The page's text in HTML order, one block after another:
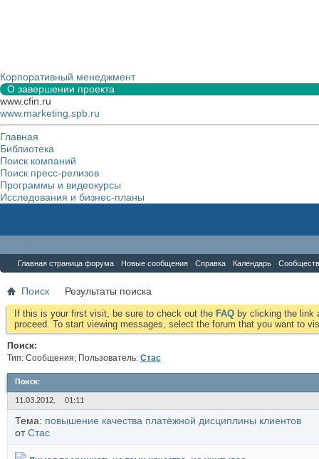
Корпоративный менеджмент
О завершении проекта
www.cfin.ru
www.marketing.spb.ru
Главная
Библиотека
Поиск компаний
Поиск пресс-релизов
Программы и видеокурсы
Исследования и бизнес-планы
Главная страница форума Новые сообщения Справка Календарь
Поиск Результаты поиска
If this is your first visit, be sure to check out the FAQ by clicking the link
proceed. To start viewing messages, select the forum that you want to
Поиск:
Тип: Сообщения; Пользователь: Стас
Поиск:
11.03.2012, 01:11
Тема: повышение качества платёжной дисциплины клиентов
отСтас